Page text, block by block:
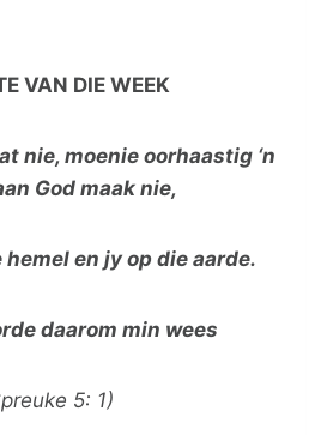
VAN DIE WEEK
nie, moenie oorhaastig ‘n
God maak nie,
en jy op die aarde.
daarom min wees
5: 1)